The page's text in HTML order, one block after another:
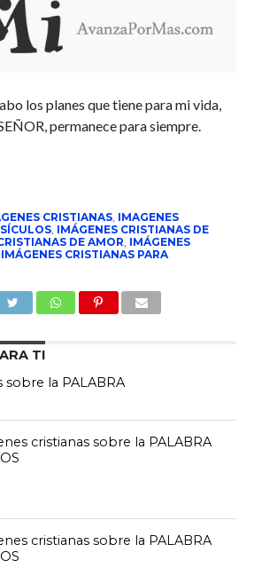
los planes que tiene para mi vida,
permanece para siempre.
CRISTIANAS, IMAGENES
, IMÁGENES CRISTIANAS DE
DE AMOR IMÁGENES
IMÁGENES CRISTIANAS PARA
TI
sobre la PALABRA
cristianas sobre la PALABRA
cristianas sobre la PALABRA